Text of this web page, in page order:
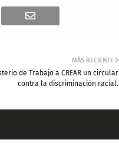
MÁS RECIENTE
de Trabajo a CREAR un circular
contra la discriminación racial.